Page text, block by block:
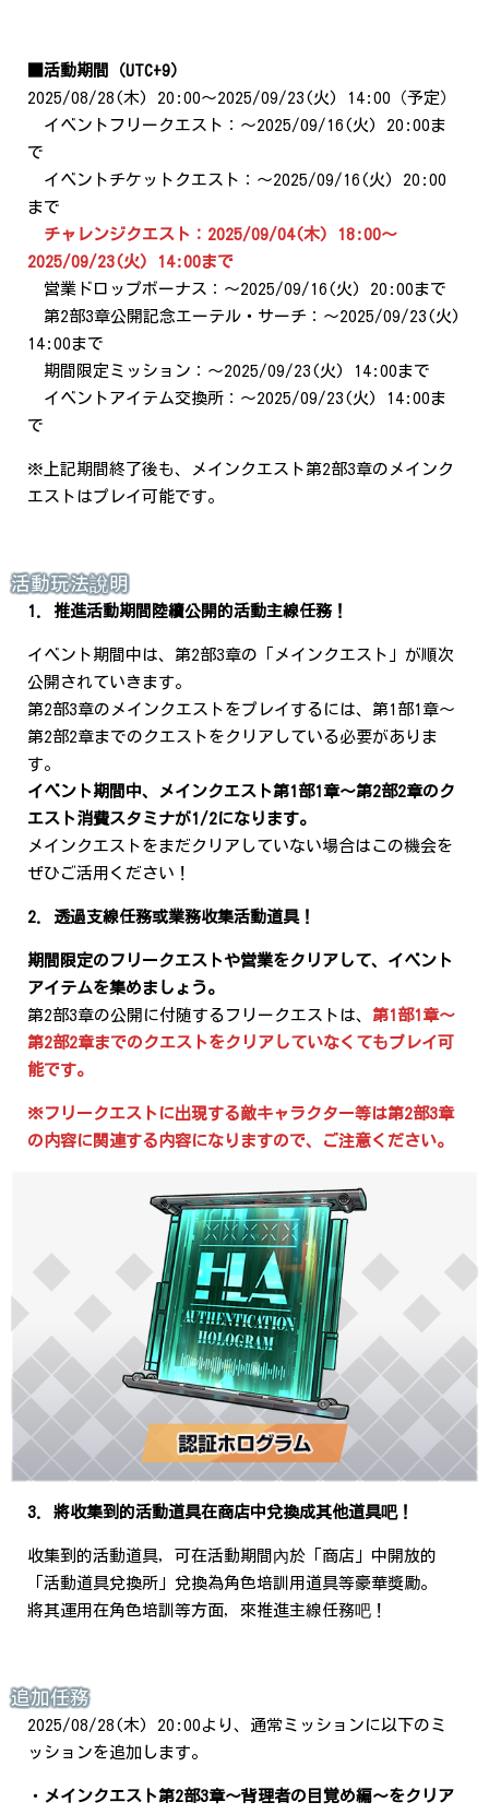
■活動期間（UTC+9）
2025/08/28(木) 20:00～2025/09/23(火) 14:00（予定）
イベントフリークエスト：～2025/09/16(火) 20:00ま
で
イベントチケットクエスト：～2025/09/16(火) 20:00
まで
チャレンジクエスト：2025/09/04(木) 18:00～
2025/09/23(火) 14:00まで
営業ドロップボーナス：～2025/09/16(火) 20:00まで
第2部3章公開記念エーテル・サーチ：～2025/09/23(火)
14:00まで
期間限定ミッション：～2025/09/23(火) 14:00まで
イベントアイテム交換所：～2025/09/23(火) 14:00ま
で
※上記期間終了後も、メインクエスト第2部3章のメインク
エストはプレイ可能です。
活動玩法說明
1. 推進活動期間陸續公開的活動主線任務！
イベント期間中は、第2部3章の「メインクエスト」が順次
公開されていきます。
第2部3章のメインクエストをプレイするには、第1部1章～
第2部2章までのクエストをクリアしている必要がありま
す。
イベント期間中、メインクエスト第1部1章～第2部2章のク
エスト消費スタミナが1/2になります。
メインクエストをまだクリアしていない場合はこの機会を
ぜひご活用ください！
2. 透過支線任務或業務收集活動道具！
期間限定のフリークエストや営業をクリアして、イベント
アイテムを集めましょう。
第2部3章の公開に付随するフリークエストは、 第1部1章～
第2部2章までのクエストをクリアしていなくてもプレイ可
能です。
※フリークエストに出現する敵キャラクター等は第2部3章
の内容に関連する内容になりますので、ご注意ください。
3. 將收集到的活動道具在商店中兌換成其他道具吧！
收集到的活動道具，可在活動期間內於「商店」中開放的
「活動道具兌換所」兌換為角色培訓用道具等豪華獎勵。
將其運用在角色培訓等方面，來推進主線任務吧！
追加任務
2025/08/28(木) 20:00より、通常ミッションに以下のミ
ッションを追加します。
・ メインクエスト第2部3章～背理者の目覚め編～をクリア